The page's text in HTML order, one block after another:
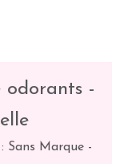
odorants -
Sans Marque -